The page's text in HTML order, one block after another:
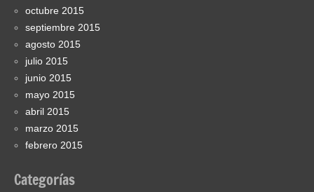
octubre 2015
septiembre 2015
agosto 2015
julio 2015
junio 2015
mayo 2015
abril 2015
marzo 2015
febrero 2015
Categorías